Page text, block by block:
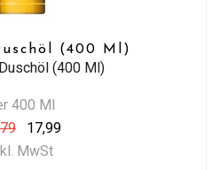
(400 Ml)
(400 Ml)
400 Ml
17,99
MwSt